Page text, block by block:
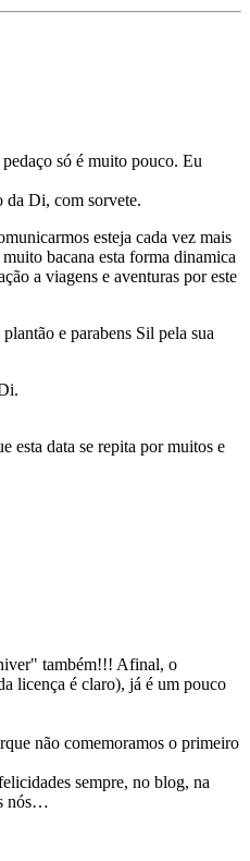
só é muito pouco. Eu
da Di, com sorvete.
esteja cada vez mais
bacana esta forma dinamica
a viagens e aventuras por este
e parabens Sil pela sua
esta data se repita por muitos e
também!!! Afinal, o
licença é claro), já é um pouco
não comemoramos o primeiro
sempre, no blog, na
nós…